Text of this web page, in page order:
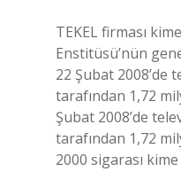
TEKEL firması
Enstitüsü’nün
22 Şubat 2008’de
tarafından 1,72
Şubat 2008’de
tarafından 1,72
2000 sigarası